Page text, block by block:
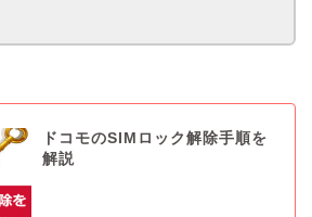
ドコモのSIMロック解除手順を
解説